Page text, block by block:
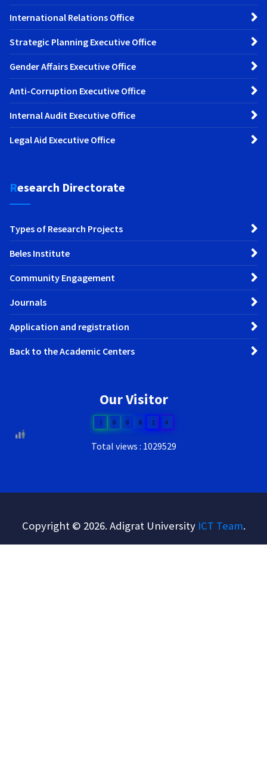
International Relations Office
Strategic Planning Executive Office
Gender Affairs Executive Office
Anti-Corruption Executive Office
Internal Audit Executive Office
Legal Aid Executive Office
Research Directorate
Types of Research Projects
Beles Institute
Community Engagement
Journals
Application and registration
Back to the Academic Centers
Our Visitor
1 0 0 8 2 4
Total views : 1029529
Copyright © 2026. Adigrat University ICT Team.